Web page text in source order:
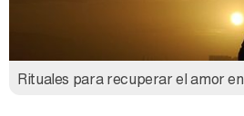
Rituales para recuperar el amor